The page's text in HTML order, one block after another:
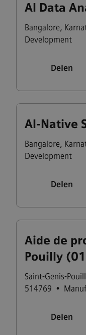
AI Data
Bangalore,
Development
Delen
AI-Native
Bangalore,
Development
Delen
Aide de
Pouilly
Saint-Genis-
514769 •
Delen